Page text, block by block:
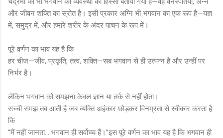
और जीवन शक्ति का स्रोत है। इसी प्रकार अग्नि भी भगवान का एक रूप है—यज्ञ
में, समुद्र में, और हमारे शरीर के अंदर पाचन के रूप में।
पूरे वर्णन का भाव यह है कि
हर चीज—जीव, प्रकृति, तत्व, शक्ति—सब भगवान से ही उत्पन्न है और उन्हीं पर
निर्भर है।
लेकिन भगवान को समझना केवल ज्ञान या तर्क से नहीं होता।
सच्ची समझ तब आती है जब व्यक्ति अहंकार छोड़कर विनम्रता से स्वीकार करता है
कि
“मैं नहीं जानता… भगवान ही सर्वोच्च हैं।”इस पूरे वर्णन का भाव यह है कि भगवान ही